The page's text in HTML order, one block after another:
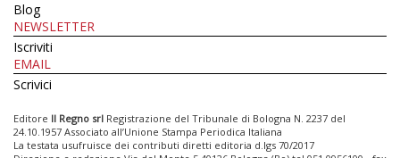
Blog
NEWSLETTER
Iscriviti
EMAIL
Scrivici
Editore Il Regno srl Registrazione del Tribunale di Bologna N. 2237 del
24.10.1957 Associato all’Unione Stampa Periodica Italiana
La testata usufruisce dei contributi diretti editoria d.lgs 70/2017